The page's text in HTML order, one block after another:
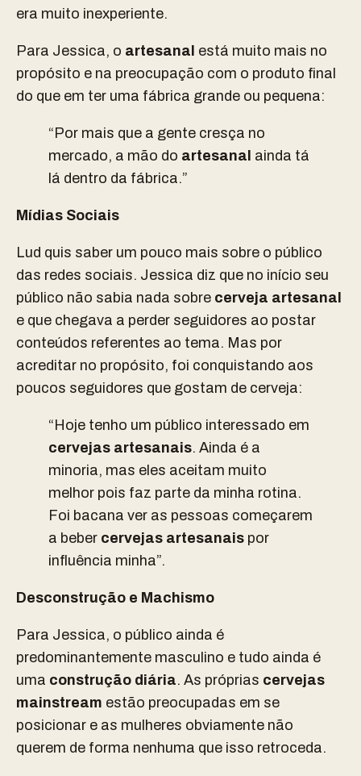
era muito inexperiente.
Para Jessica, o artesanal está muito mais no
propósito e na preocupação com o produto final
do que em ter uma fábrica grande ou pequena:
“Por mais que a gente cresça no
mercado, a mão do artesanal ainda tá
lá dentro da fábrica.”
Mídias Sociais
Lud quis saber um pouco mais sobre o público
das redes sociais. Jessica diz que no início seu
público não sabia nada sobre cerveja artesanal
e que chegava a perder seguidores ao postar
conteúdos referentes ao tema. Mas por
acreditar no propósito, foi conquistando aos
poucos seguidores que gostam de cerveja:
“Hoje tenho um público interessado em
cervejas artesanais. Ainda é a
minoria, mas eles aceitam muito
melhor pois faz parte da minha rotina.
Foi bacana ver as pessoas começarem
a beber cervejas artesanais por
influência minha”.
Desconstrução e Machismo
Para Jessica, o público ainda é
predominantemente masculino e tudo ainda é
uma construção diária. As próprias cervejas
mainstream estão preocupadas em se
posicionar e as mulheres obviamente não
querem de forma nenhuma que isso retroceda.